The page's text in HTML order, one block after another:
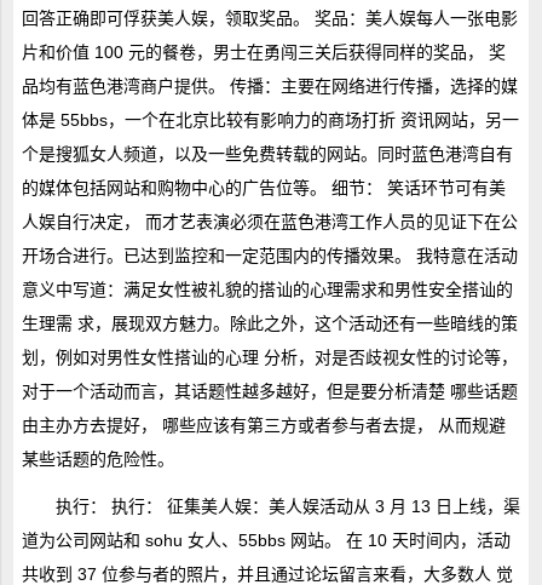
回答正确即可俘获美人娱，领取奖品。 奖品：美人娱每人一张电影
片和价值 100 元的餐卷，男士在勇闯三关后获得同样的奖品， 奖
品均有蓝色港湾商户提供。 传播：主要在网络进行传播，选择的媒
体是 55bbs，一个在北京比较有影响力的商场打折 资讯网站，另一
个是搜狐女人频道，以及一些免费转载的网站。同时蓝色港湾自有
的媒体包括网站和购物中心的广告位等。 细节： 笑话环节可有美
人娱自行决定， 而才艺表演必须在蓝色港湾工作人员的见证下在公
开场合进行。已达到监控和一定范围内的传播效果。 我特意在活动
意义中写道：满足女性被礼貌的搭讪的心理需求和男性安全搭讪的
生理需 求，展现双方魅力。除此之外，这个活动还有一些暗线的策
划，例如对男性女性搭讪的心理 分析，对是否歧视女性的讨论等，
对于一个活动而言，其话题性越多越好，但是要分析清楚 哪些话题
由主办方去提好， 哪些应该有第三方或者参与者去提， 从而规避
某些话题的危险性。
执行： 执行： 征集美人娱：美人娱活动从 3 月 13 日上线，渠
道为公司网站和 sohu 女人、55bbs 网站。 在 10 天时间内，活动
共收到 37 位参与者的照片，并且通过论坛留言来看，大多数人 觉